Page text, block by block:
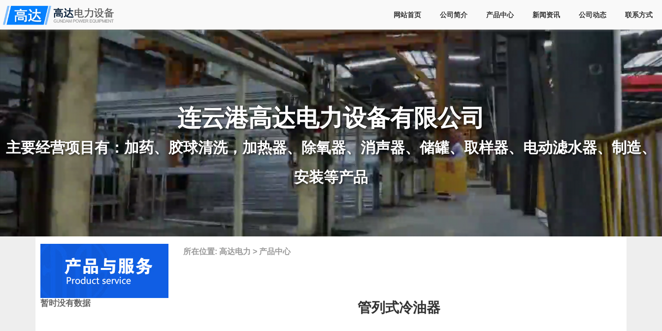
网站首页 公司简介 产品中心 新闻资讯 公司动态 联系方式
连云港高达电力设备有限公司
主要经营项目有：加药、胶球清洗，加热器、除氧器、消声器、储罐、取样器、电动滤水器、制造、
安装等产品
暂时没有数据
所在位置: 高达电力 > 产品中心
管列式冷油器